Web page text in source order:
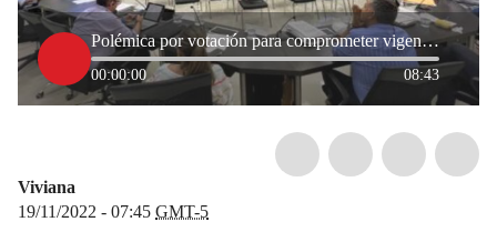
Polémica por votación para comprometer vigencias futuras por 8 años en Santander
00:00:00 08:43
Viviana
19/11/2022 - 07:45 GMT-5